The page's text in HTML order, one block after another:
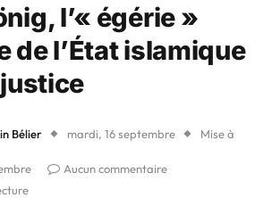
l’« égérie »
de l’État islamique
Bélier mardi, 16 septembre Mise à
Aucun commentaire